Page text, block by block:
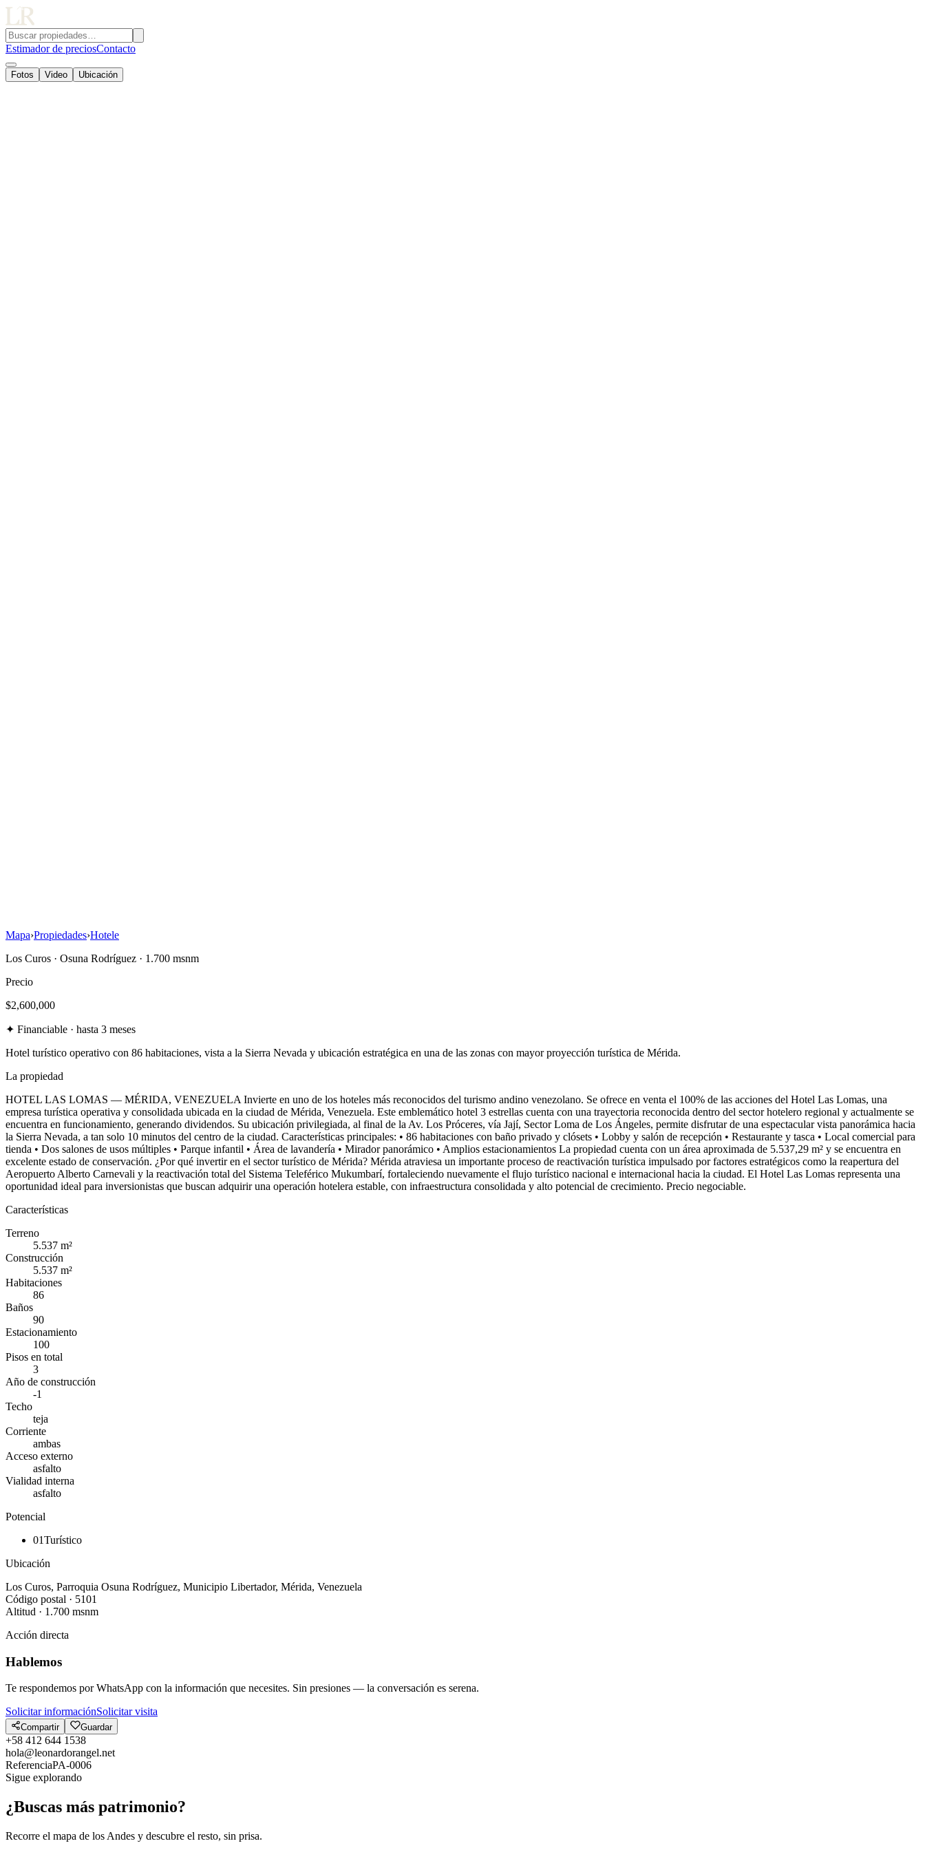
Estimador de preciosContacto
Fotos Video Ubicación
Mapa›Propiedades›Hotele
Los Curos · Osuna Rodríguez · 1.700 msnm
Precio
$2,600,000
✦ Financiable · hasta 3 meses
Hotel turístico operativo con 86 habitaciones, vista a la Sierra Nevada y ubicación estratégica en una de las zonas con mayor proyección turística de Mérida.
La propiedad
HOTEL LAS LOMAS — MÉRIDA, VENEZUELA Invierte en uno de los hoteles más reconocidos del turismo andino venezolano. Se ofrece en venta el 100% de las acciones del Hotel Las Lomas, una
empresa turística operativa y consolidada ubicada en la ciudad de Mérida, Venezuela. Este emblemático hotel 3 estrellas cuenta con una trayectoria reconocida dentro del sector hotelero regional y actualmente se
encuentra en funcionamiento, generando dividendos. Su ubicación privilegiada, al final de la Av. Los Próceres, vía Jají, Sector Loma de Los Ángeles, permite disfrutar de una espectacular vista panorámica hacia
la Sierra Nevada, a tan solo 10 minutos del centro de la ciudad. Características principales: • 86 habitaciones con baño privado y clósets • Lobby y salón de recepción • Restaurante y tasca • Local comercial para
tienda • Dos salones de usos múltiples • Parque infantil • Área de lavandería • Mirador panorámico • Amplios estacionamientos La propiedad cuenta con un área aproximada de 5.537,29 m² y se encuentra en
excelente estado de conservación. ¿Por qué invertir en el sector turístico de Mérida? Mérida atraviesa un importante proceso de reactivación turística impulsado por factores estratégicos como la reapertura del
Aeropuerto Alberto Carnevali y la reactivación total del Sistema Teleférico Mukumbarí, fortaleciendo nuevamente el flujo turístico nacional e internacional hacia la ciudad. El Hotel Las Lomas representa una
oportunidad ideal para inversionistas que buscan adquirir una operación hotelera estable, con infraestructura consolidada y alto potencial de crecimiento. Precio negociable.
Características
Terreno
5.537 m²
Construcción
5.537 m²
Habitaciones
86
Baños
90
Estacionamiento
100
Pisos en total
3
Año de construcción
-1
Techo
teja
Corriente
ambas
Acceso externo
asfalto
Vialidad interna
asfalto
Potencial
01Turístico
Ubicación
Los Curos, Parroquia Osuna Rodríguez, Municipio Libertador, Mérida, Venezuela
Código postal · 5101
Altitud · 1.700 msnm
Acción directa
Hablemos
Te respondemos por WhatsApp con la información que necesites. Sin presiones — la conversación es serena.
Solicitar informaciónSolicitar visita
Compartir Guardar
+58 412 644 1538
hola@leonardorangel.net
ReferenciaPA-0006
Sigue explorando
¿Buscas más patrimonio?
Recorre el mapa de los Andes y descubre el resto, sin prisa.